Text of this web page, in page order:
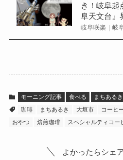
き！岐阜起
阜天文台』
岐阜咲楽｜岐
モーニング記事 食べる まちある
珈琲
まちあるき 大垣市 コーヒ
おやつ
焙煎珈琲 スペシャルティコー
よかったらシェ